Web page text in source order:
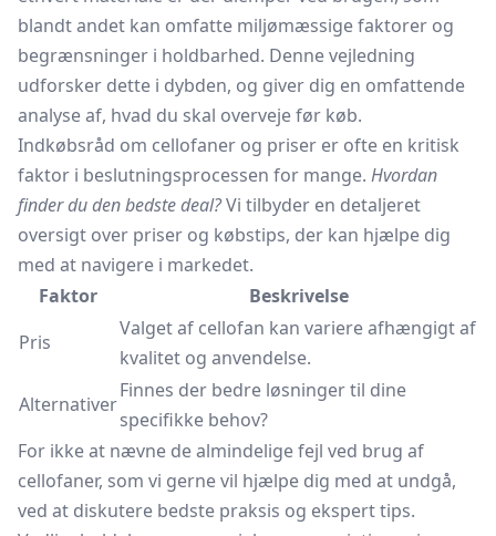
blandt andet kan omfatte miljømæssige faktorer og
begrænsninger i holdbarhed. Denne vejledning
udforsker dette i dybden, og giver dig en omfattende
analyse af, hvad du skal overveje før køb.
Indkøbsråd om cellofaner og priser er ofte en kritisk
faktor i beslutningsprocessen for mange. Hvordan
finder du den bedste deal?Vi tilbyder en detaljeret
oversigt over priser og købstips, der kan hjælpe dig
med at navigere i markedet.
Faktor
Beskrivelse
Pris
Valget af cellofan kan variere afhængigt af
kvalitet og anvendelse.
Alternativer
Finnes der bedre løsninger til dine
specifikke behov?
For ikke at nævne de almindelige fejl ved brug af
cellofaner, som vi gerne vil hjælpe dig med at undgå,
ved at diskutere bedste praksis og ekspert tips.